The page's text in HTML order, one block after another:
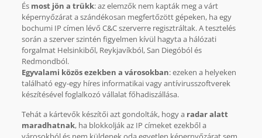
És most jön a trükk: az elemzők nem kapták meg a várt
képernyőzárat a szándékosan megfertőzött gépeken, ha egy
bochumi IP címen lévő C&C szerverre regisztráltak. A tesztelés
során a szerver szintén figyelmen kívül hagyta a hálózati
forgalmat Helsinkiből, Reykjavíkból, San Diegóból és
Redmondból.
Egyvalami közös ezekben a városokban: ezeken a helyeken
található egy-egy híres informatikai vagy antívirusszoftverek
készítésével foglalkozó vállalat főhadiszállása.
Tehát a kártevők készítői azt gondolták, hogy a radar alatt
maradhatnak, ha blokkolják az IP címeket ezekből a